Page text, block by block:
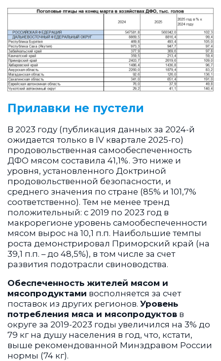
Прилавки не пустели
В 2023 году (публикация данных за 2024-й
ожидается только в IV квартале 2025-го)
продовольственная самообеспеченность
ДФО мясом составила 41,1%. Это ниже и
уровня, установленного Доктриной
продовольственной безопасности, и
среднего значения по стране (85% и 101,7%
соответственно). Тем не менее тренд
положительный: с 2019 по 2023 год в
макрорегионе уровень самообеспеченности
мясом вырос на 10,1 п.п. Наибольшие темпы
роста демонстрировал Приморский край (на
39,1 п.п. – до 48,5%), в том числе за счет
развития подотрасли свиноводства.
Обеспеченность жителей мясом и
мясопродуктами восполняется за счет
поставок из других регионов. Уровень
потребления мяса и мясопродуктов в
округе за 2019-2023 годы увеличился на 3% до
79 кг на душу населения в год, что, кстати,
выше рекомендованной Минздравом России
нормы (74 кг).